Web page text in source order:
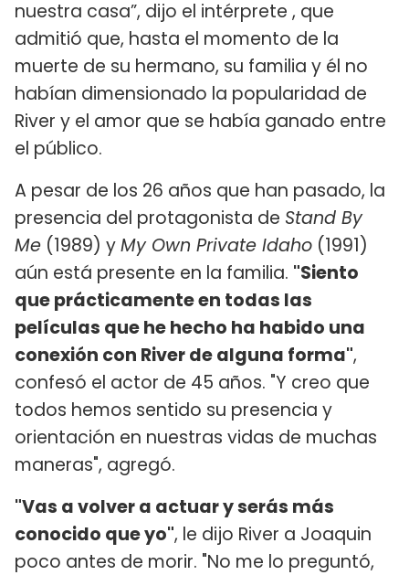
nuestra casa”, dijo el intérprete , que
admitió que, hasta el momento de la
muerte de su hermano, su familia y él no
habían dimensionado la popularidad de
River y el amor que se había ganado entre
el público.
A pesar de los 26 años que han pasado, la
presencia del protagonista de Stand By
Me (1989) yMy Own Private Idaho (1991)
aún está presente en la familia. "Siento
que prácticamente en todas las
películas que he hecho ha habido una
conexión con River de alguna forma",
confesó el actor de 45 años. "Y creo que
todos hemos sentido su presencia y
orientación en nuestras vidas de muchas
maneras", agregó.
"Vas a volver a actuar y serás más
conocido que yo", le dijo River a Joaquin
poco antes de morir. "No me lo preguntó,